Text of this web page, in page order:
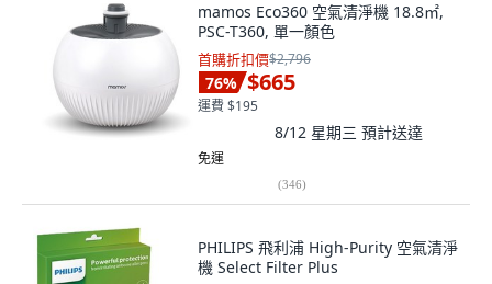
mamos Eco360 空氣清淨機 18.8㎡,
PSC-T360, 單一顏色
首購折扣價$2,796
76% $665
運費 $195
8/12 星期三 預計送達
免運
(346)
PHILIPS 飛利浦 High-Purity 空氣清淨
機 Select Filter Plus